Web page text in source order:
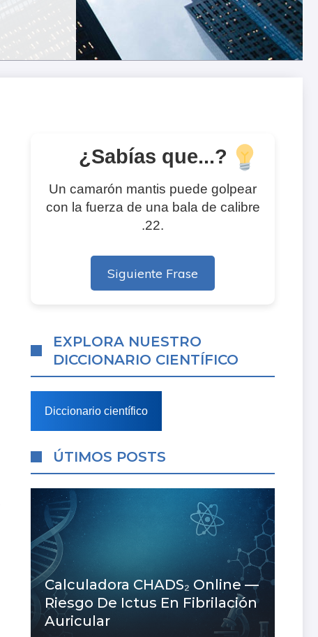
¿Sabías que...?
Un camarón mantis puede golpear
con la fuerza de una bala de calibre
.22.
Siguiente Frase
EXPLORA NUESTRO
DICCIONARIO CIENTÍFICO
Diccionario científico
ÚTIMOS POSTS
Calculadora CHADS₂ Online —
Riesgo De Ictus En Fibrilación
Auricular